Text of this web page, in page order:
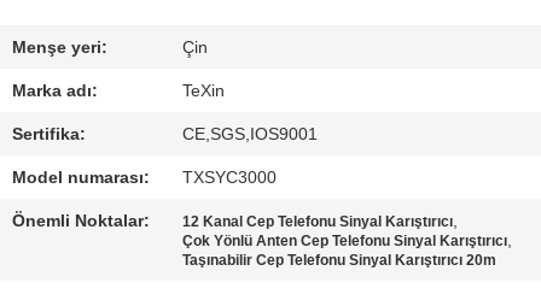
BIZE
ULAŞIN
HABERLER
Menşe yeri: Çin
Marka adı: TeXin
Sertifika: CE,SGS,IOS9001
Model numarası: TXSYC3000
Önemli Noktalar: 12 Kanal Cep Telefonu Sinyal Karıştırıcı,
Çok Yönlü Anten Cep Telefonu Sinyal Karıştırıcı,
Taşınabilir Cep Telefonu Sinyal Karıştırıcı 20m